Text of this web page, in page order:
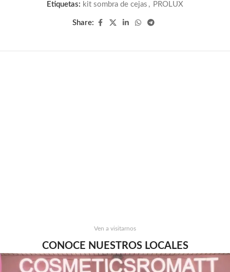
Etiquetas: kit sombra de cejas , PROLUX
Share:
Ven a visitarnos
CONOCE NUESTROS LOCALES